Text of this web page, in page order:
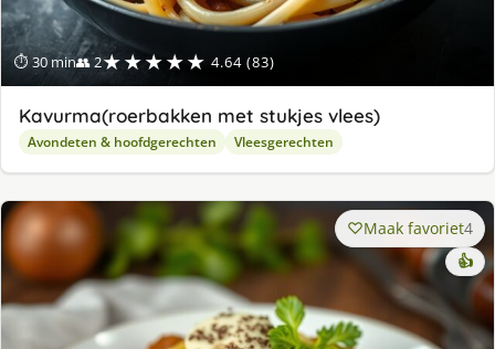
⏱ 30 min👥 2★★★★★ 4.64 (83)
Kavurma(roerbakken met stukjes vlees)
Avondeten & hoofdgerechten Vleesgerechten
Maak favoriet4
👍